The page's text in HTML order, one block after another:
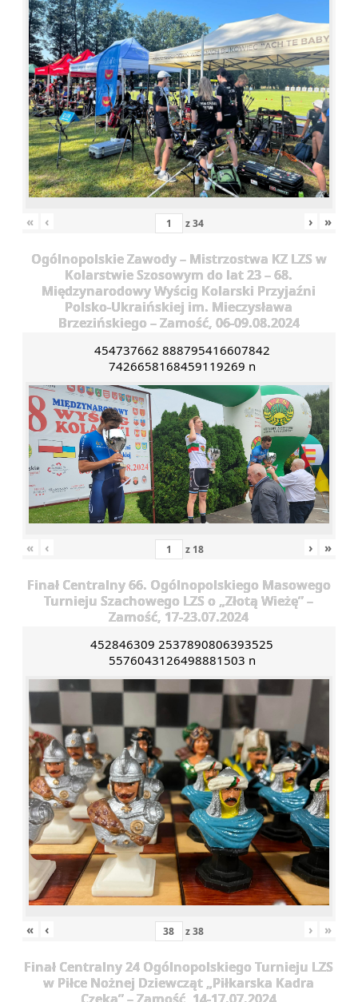
« ‹ z34 › »
Ogólnopolskie Zawody – Mistrzostwa KZ LZS w
Kolarstwie Szosowym do lat 23 – 68.
Międzynarodowy Wyścig Kolarski Przyjaźni
Polsko-Ukraińskiej im. Mieczysława
Brzezińskiego – Zamość, 06-09.08.2024
454737662 888795416607842
7426658168459119269 n
« ‹ z 18 › »
Finał Centralny 66. Ogólnopolskiego Masowego
Turnieju Szachowego LZS o „Złotą Wieżę” –
Zamość, 17-23.07.2024
452846309 2537890806393525
5576043126498881503 n
« ‹ z38 › »
Finał Centralny 24 Ogólnopolskiego Turnieju LZS
w Piłce Nożnej Dziewcząt „Piłkarska Kadra